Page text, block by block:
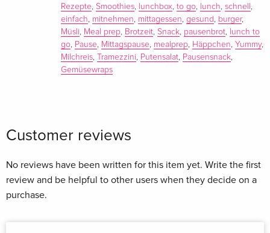
Melonen-Smoothie: Mit mehr als 50 kreativen, schnell
gemachten Pausen- und Lunchrezepten von Christiane Kührt
wird das Mittagessen sowohl für Süßmäuler als auch
herzhafte Schlemmer zum wahren Genuss. Yummy Snacks
bringen einen beschwingt durch den Tag, egal ob in der
Rezepte, Smoothies, lunchbox, to go, lunch, schnell ,
einfach, mitnehmen, mittagessen, gesund, burger,
Müsli, Meal prep, Brotzeit, Snack, pausenbrot, lunch to
go, Pause, Mittagspause, mealprep, Häppchen, Yummy,
Milchreis, Tramezzini, Putensalat, Pausensnack,
Gemüsewraps
Customer reviews
No reviews have been written for this item yet. Write the first
review and be helpful to other users when they decide on a
purchase.